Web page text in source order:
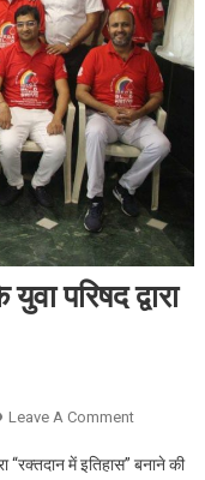
परिषद द्वारा
Leave A CommentOn
कोलकाता
“रक्तदान में इतिहास” बनाने की